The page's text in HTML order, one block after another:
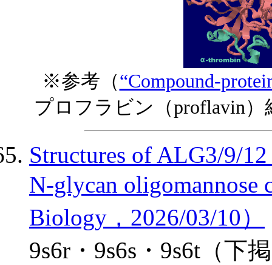
※参考（“Compound-
プロフラビン（proflavin
Structures of ALG3/9/
N-glycan oligomannose
Biology，2026/03/10）
9s6r・9s6s・9s6t（下